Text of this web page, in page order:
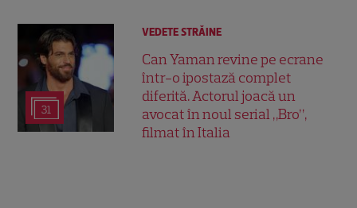
31
VEDETE STRĂINE
Can Yaman revine pe ecrane
într-o ipostază complet
diferită. Actorul joacă un
avocat în noul serial „Bro”,
filmat în Italia